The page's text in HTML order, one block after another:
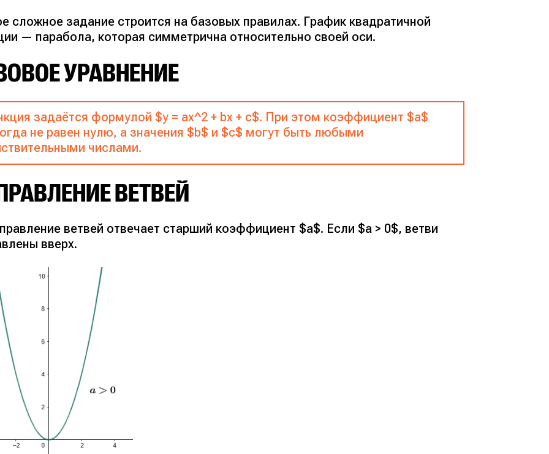
сложное задание строится на базовых правилах. График квадратичной
— парабола, которая симметрична относительно своей оси.
УРАВНЕНИЕ
задаётся формулой $y = ax^2 + bx + c$. При этом коэффициент $a$
не равен нулю, а значения $b$ и $c$ могут быть любыми
числами.
ВЕТВЕЙ
ветвей отвечает старший коэффициент $a$. Если $a > 0$, ветви
вверх.